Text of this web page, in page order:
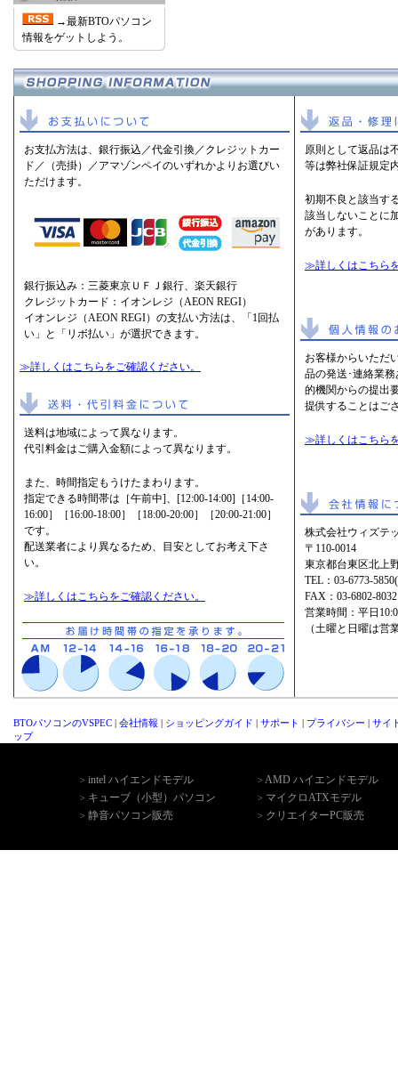
→最新BTOパソコン
情報をゲットしよう。
お支払方法は、銀行振込／代金引換／クレジットカー
ド／（売掛）／アマゾンペイのいずれかよりお選びい
ただけます。
銀行振込み：三菱東京ＵＦＪ銀行、楽天銀行
クレジットカード：イオンレジ（AEON REGI）
イオンレジ（AEON REGI）の支払い方法は、「1回払
い」と「リボ払い」が選択できます。
≫詳しくはこちらをご確認ください。
送料は地域によって異なります。
代引料金はご購入金額によって異なります。
また、時間指定もうけたまわります。
指定できる時間帯は［午前中]、[12:00-14:00]［14:00-
16:00］［16:00-18:00］［18:00-20:00］［20:00-21:00］
です。
配送業者により異なるため、目安としてお考え下さ
い。
≫詳しくはこちらをご確認ください。
原則として返品は
等は弊社保証規定
初期不良と該当す
該当しないことに
があります。
≫詳しくはこちら
お客様からいただ
品の発送･連絡業
的機関からの提出
提供することはご
≫詳しくはこちら
株式会社ウィズテ
〒110-0014
東京都台東区北上
TEL： 03-6773-
FAX：03-6802-8032
営業時間：平日
（土曜と日曜は営
BTOパソコンのVSPEC | 会社情報 | ショッピングガイド | サポート | プライバシー | サイ
ップ
> intel ハイエンドモデル > AMD ハイエンドモデル
> キューブ（小型）パソコン > マイクロATXモデル
> 静音パソコン販売 > クリエイターPC販売